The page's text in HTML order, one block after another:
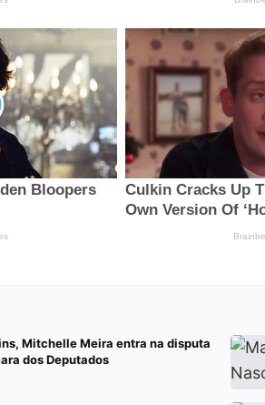
Mitchelle Meira entra na disputa
dos Deputados